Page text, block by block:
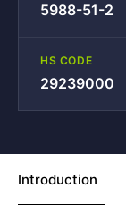
5988-51-2
HS CODE
29239000
Introduction